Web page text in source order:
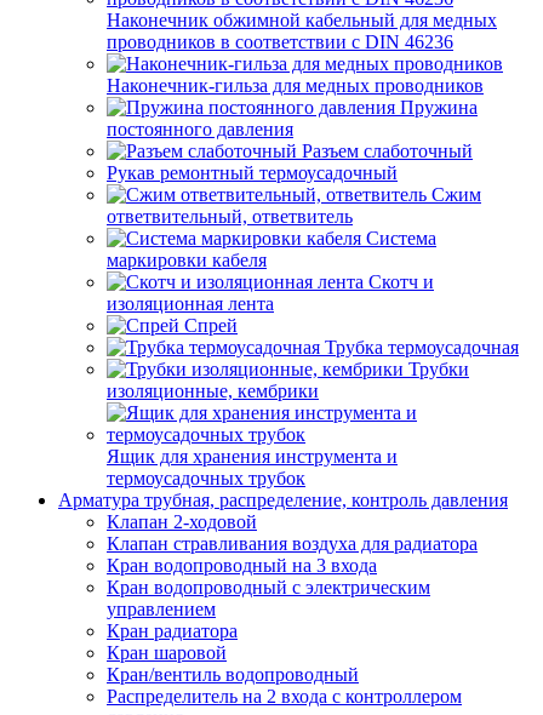
Наконечник обжимной кабельный для медных
проводников в соответствии с DIN 46236
Наконечник-гильза для медных проводников
Пружина
постоянного давления
Разъем слаботочный
Рукав ремонтный термоусадочный
Сжим
ответвительный, ответвитель
Система
маркировки кабеля
Скотч и
изоляционная лента
Спрей
Трубка термоусадочная
Трубки
изоляционные, кембрики
Ящик для хранения инструмента и
термоусадочных трубок
Арматура трубная, распределение, контроль давления
Клапан 2-ходовой
Клапан стравливания воздуха для радиатора
Кран водопроводный на 3 входа
Кран водопроводный с электрическим
управлением
Кран радиатора
Кран шаровой
Кран/вентиль водопроводный
Распределитель на 2 входа с контроллером